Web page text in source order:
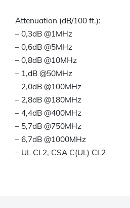
Attenuation (dB/100 ft.):
– 0,3dB @1MHz
– 0,6dB @5MHz
– 0,8dB @10MHz
– 1,dB @50MHz
– 2,0dB @100MHz
– 2,8dB @180MHz
– 4,4dB @400MHz
– 5,7dB @750MHz
– 6,7dB @1000MHz
– UL CL2, CSA C(UL) CL2